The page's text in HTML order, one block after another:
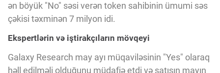
ən böyük "No" səsi verən token sahibinin ümumi səs
çəkisi təxminən 7 milyon idi.
Ekspertlərin və iştirakçıların mövqeyi
Galaxy Research may ayı müqaviləsinin "Yes" olaraq
həll edilməli olduğunu müdafiə etdi və satışın mayın